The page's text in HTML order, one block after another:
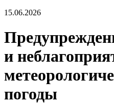
15.06.2026
и
погоды